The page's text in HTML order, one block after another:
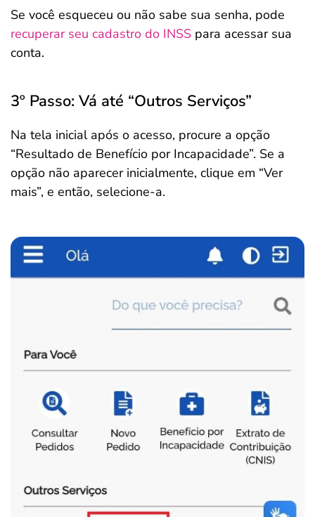
Se você esqueceu ou não sabe sua senha, pode
recuperar seu cadastro do INSS para acessar sua
conta.
3º Passo: Vá até “Outros Serviços”
Na tela inicial após o acesso, procure a opção
“Resultado de Benefício por Incapacidade”. Se a
opção não aparecer inicialmente, clique em “Ver
mais”, e então, selecione-a.